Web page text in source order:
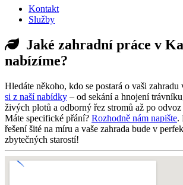
Kontakt
Služby
Jaké zahradní práce v
nabízíme?
Hledáte někoho, kdo se postará o vaši
si z naší nabídky – od sekání a hnojení
živých plotů a odborný řez stromů až po odvoz
Máte specifické přání? Rozhodně nám napište.
řešení šité na míru a vaše zahrada bude v
zbytečných starostí!